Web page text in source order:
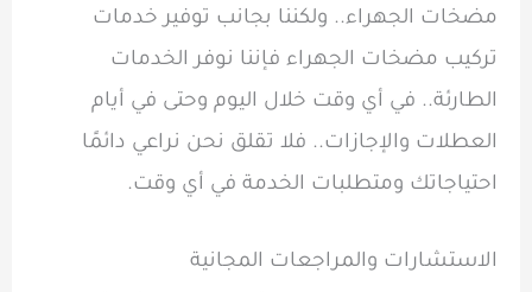
مضخات الجهراء.. ولكننا بجانب توفير خدمات
تركيب مضخات الجهراء فإننا نوفر الخدمات
الطارئة.. في أي وقت خلال اليوم وحتى في أيام
العطلات والإجازات.. فلا تقلق نحن نراعي دائمًا
احتياجاتك ومتطلبات الخدمة في أي وقت.
الاستشارات والمراجعات المجانية